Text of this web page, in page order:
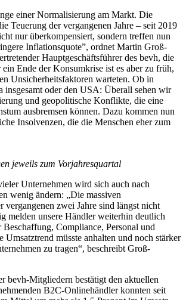
einer Normalisierung am Markt. Die
Teuerung der vergangenen Jahre – seit 2019
nur überkompensiert, sondern treffen nun
Inflationsquote”, ordnet Martin Groß-
Hauptgeschäftsführer des bevh, die
ein Ende der Konsumkrise ist es aber zu früh,
Unsicherheitsfaktoren warteten. Ob in
insgesamt oder den USA: Überall sehen wir
und geopolitische Konflikte, die eine
ausbremsen können. Dazu kommen nun
Insolvenzen, die die Menschen eher zum
jeweils zum Vorjahresquartal
Unternehmen wird sich auch nach
wenig ändern: „Die massiven
vergangenen zwei Jahre sind längst nicht
melden unsere Händler weiterhin deutlich
Beschaffung, Compliance, Personal und
Umsatztrend müsste anhalten und noch stärker
zu tragen“, beschreibt Groß-
bevh-Mitgliedern bestätigt den aktuellen
B2C-Onlinehändler konnten seit